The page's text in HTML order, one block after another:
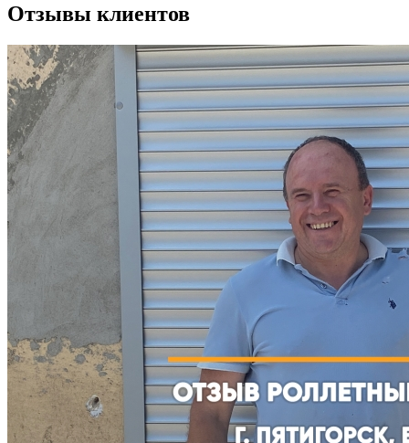
Отзывы клиентов